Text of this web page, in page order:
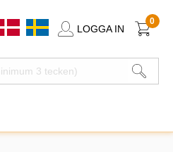
LOGGA IN
0